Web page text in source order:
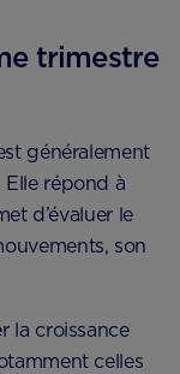
trimestre
généralement
répond à
d’évaluer le
son
la croissance
celles